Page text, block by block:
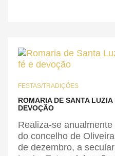
FESTAS/TRADIÇÕES
ROMARIA DE SANTA
DEVOÇÃO
Realiza-se
do concelho de
de dezembro, a